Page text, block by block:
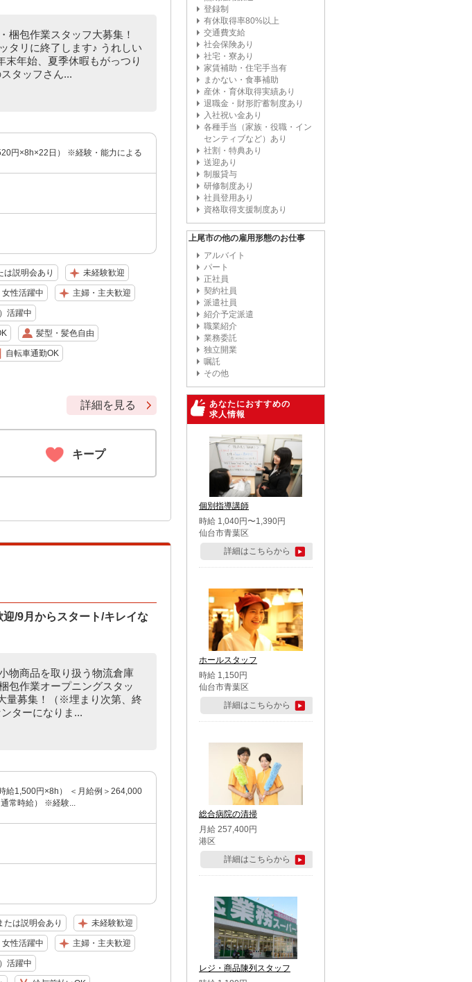
梱包作業スタッフ大募集！
タリに終了します♪ うれしい
末年始、夏季休暇もがっつり
タッフさん...
円×8h×22日） ※経験・能力による
は説明会あり 未経験歓迎
女性活躍中 主婦・主夫歓迎
活躍中
髪型・髪色自由
自転車通勤OK
詳細を見る
キープ
/9月からスタート/キレイな
物商品を取り扱う物流倉庫
包作業オープニングスタッ
量募集！（※埋まり次第、終
ターになりま...
給1,500円×8h） ＜月給例＞264,000
常時給） ※経験...
たは説明会あり 未経験歓迎
女性活躍中 主婦・主夫歓迎
活躍中
登録制
有休取得率80%以上
交通費支給
社会保険あり
社宅・寮あり
家賃補助・住宅手当有
まかない・食事補助
産休・育休取得実績あり
退職金・財形貯蓄制度あり
入社祝い金あり
各種手当（家族・役職・イン
センティブなど）あり
社割・特典あり
送迎あり
制服貸与
研修制度あり
社員登用あり
資格取得支援制度あり
上尾市の他の雇用形態のお仕事
アルバイト
パート
正社員
契約社員
派遣社員
紹介予定派遣
職業紹介
業務委託
独立開業
嘱託
その他
あなたにおすすめの
求人情報
個別指導講師
時給 1,040円〜1,390円
仙台市青葉区
詳細はこちらから
ホールスタッフ
時給 1,150円
仙台市青葉区
詳細はこちらから
総合病院の清掃
月給 257,400円
港区
詳細はこちらから
レジ・商品陳列スタッフ